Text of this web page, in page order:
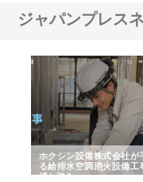
ジャパンプレス
社東京シー・エム・シー
インフラ管理システム導
由